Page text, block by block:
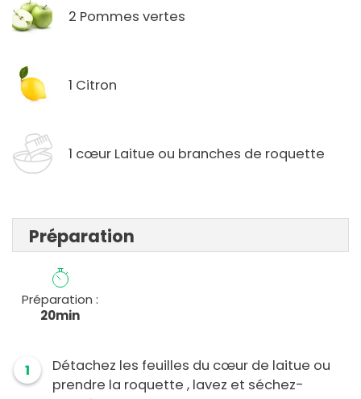
2 Pommes vertes
1 Citron
1 cœur Laitue ou branches de roquette
Préparation
Préparation :
20min
1
Détachez les feuilles du cœur de laitue ou
prendre la roquette , lavez et séchez-